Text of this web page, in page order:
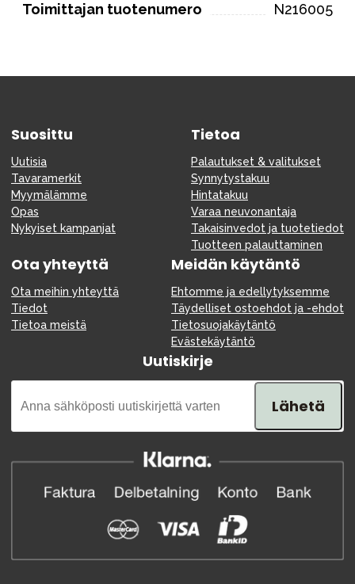
Toimittajan tuotenumero
N216005
Suosittu
Uutisia
Tavaramerkit
Myymälämme
Opas
Nykyiset kampanjat
Tietoa
Palautukset & valitukset
Synnytystakuu
Hintatakuu
Varaa neuvonantaja
Takaisinvedot ja tuotetiedot
Tuotteen palauttaminen
Ota yhteyttä
Ota meihin yhteyttä
Tiedot
Tietoa meistä
Meidän käytäntö
Ehtomme ja edellytyksemme
Täydelliset ostoehdot ja -ehdot
Tietosuojakäytäntö
Evästekäytäntö
Uutiskirje
Lähetä